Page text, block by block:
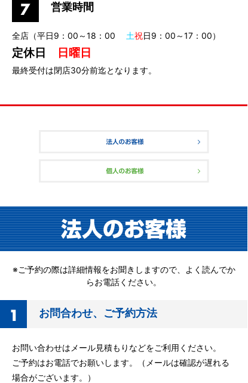
営業時間
全店（平日9：00～18：00 土祝日9：00～17：00）
定休日 日曜日
最終受付は閉店30分前迄となります。
※ご予約の際は詳細情報をお聞きしますので、よく読んでか
らお電話ください。
お問合わせ、ご予約方法
お問い合わせはメール見積もりなどをご利用ください。
ご予約はお電話でお願いします。（メールは確認が遅れる
場合がございます。）